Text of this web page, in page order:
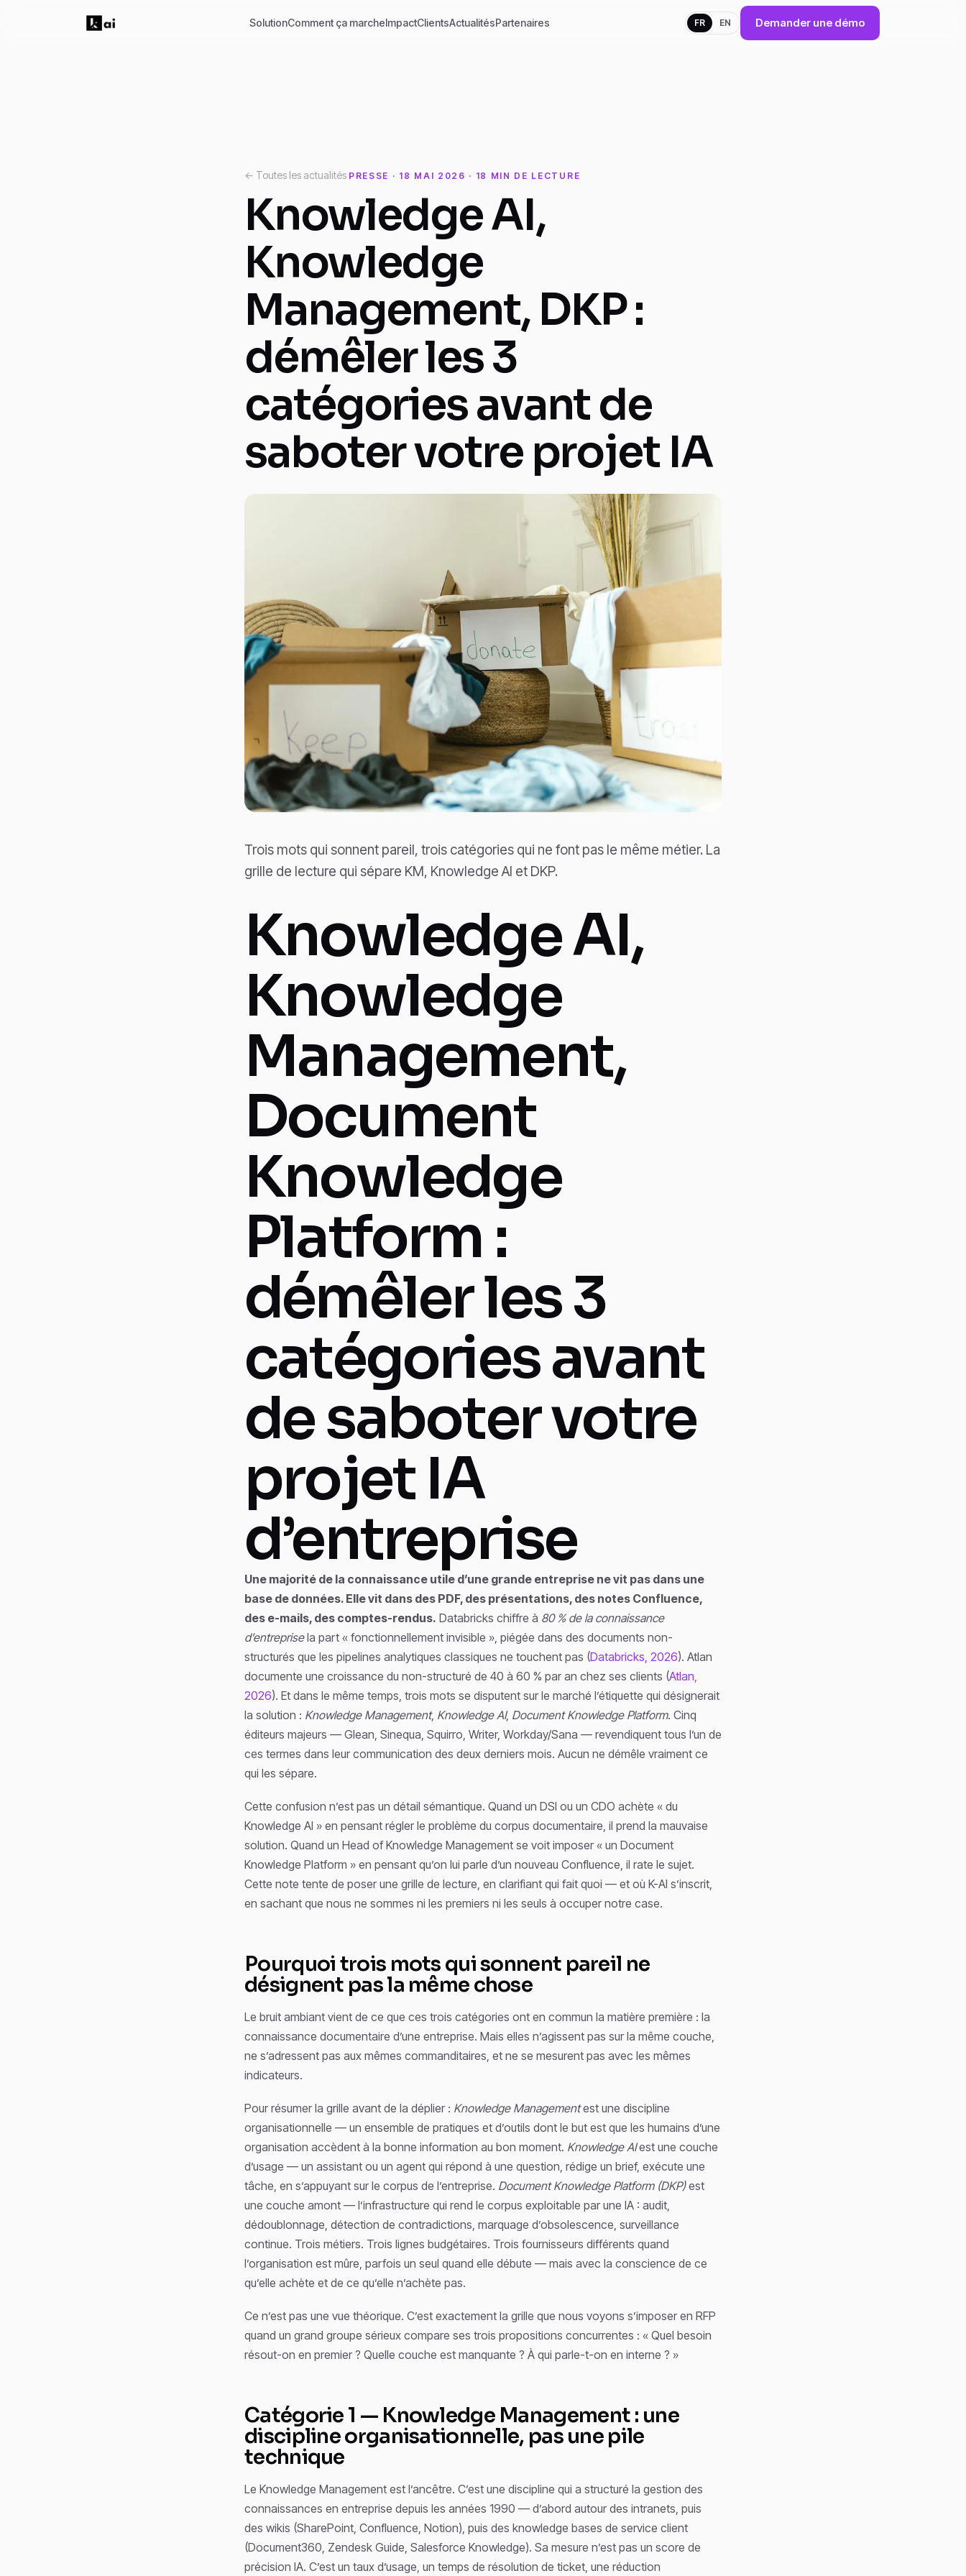
SolutionComment ça marcheImpactClientsActualitésPartenaires FR EN Demander une démo
← Toutes les actualités PRESSE · 18 MAI 2026 · 18 MIN DE LECTURE
Knowledge AI,
Knowledge
Management, DKP :
démêler les 3
catégories avant de
saboter votre projet IA
Trois mots qui sonnent pareil, trois catégories qui ne font pas le même métier. La
grille de lecture qui sépare KM, Knowledge AI et DKP.
Knowledge AI,
Knowledge
Management,
Document
Knowledge
Platform :
démêler les 3
catégories avant
de saboter votre
projet IA
d’entreprise
Une majorité de la connaissance utile d’une grande entreprise ne vit pas dans une
base de données. Elle vit dans des PDF, des présentations, des notes Confluence,
des e-mails, des comptes-rendus. Databricks chiffre à 80 % de la connaissance
d’entreprisela part « fonctionnellement invisible », piégée dans des documents non-
structurés que les pipelines analytiques classiques ne touchent pas (Databricks, 2026). Atlan
documente une croissance du non-structuré de 40 à 60 % par an chez ses clients (Atlan,
2026). Et dans le même temps, trois mots se disputent sur le marché l’étiquette qui désignerait
la solution : Knowledge Management, Knowledge AI, Document Knowledge Platform. Cinq
éditeurs majeurs — Glean, Sinequa, Squirro, Writer, Workday/Sana — revendiquent tous l’un de
ces termes dans leur communication des deux derniers mois. Aucun ne démêle vraiment ce
qui les sépare.
Cette confusion n’est pas un détail sémantique. Quand un DSI ou un CDO achète « du
Knowledge AI » en pensant régler le problème du corpus documentaire, il prend la mauvaise
solution. Quand un Head of Knowledge Management se voit imposer « un Document
Knowledge Platform » en pensant qu’on lui parle d’un nouveau Confluence, il rate le sujet.
Cette note tente de poser une grille de lecture, en clarifiant qui fait quoi — et où K-AI s’inscrit,
en sachant que nous ne sommes ni les premiers ni les seuls à occuper notre case.
Pourquoi trois mots qui sonnent pareil ne
désignent pas la même chose
Le bruit ambiant vient de ce que ces trois catégories ont en commun la matière première : la
connaissance documentaire d’une entreprise. Mais elles n’agissent pas sur la même couche,
ne s’adressent pas aux mêmes commanditaires, et ne se mesurent pas avec les mêmes
indicateurs.
Pour résumer la grille avant de la déplier : Knowledge Managementest une discipline
organisationnelle — un ensemble de pratiques et d’outils dont le but est que les humains d’une
organisation accèdent à la bonne information au bon moment. Knowledge AIest une couche
d’usage — un assistant ou un agent qui répond à une question, rédige un brief, exécute une
tâche, en s’appuyant sur le corpus de l’entreprise. Document Knowledge Platform (DKP)est
une couche amont — l’infrastructure qui rend le corpus exploitable par une IA : audit,
dédoublonnage, détection de contradictions, marquage d’obsolescence, surveillance
continue. Trois métiers. Trois lignes budgétaires. Trois fournisseurs différents quand
l’organisation est mûre, parfois un seul quand elle débute — mais avec la conscience de ce
qu’elle achète et de ce qu’elle n’achète pas.
Ce n’est pas une vue théorique. C’est exactement la grille que nous voyons s’imposer en RFP
quand un grand groupe sérieux compare ses trois propositions concurrentes : « Quel besoin
résout-on en premier ? Quelle couche est manquante ? À qui parle-t-on en interne ? »
Catégorie 1 — Knowledge Management : une
discipline organisationnelle, pas une pile
technique
Le Knowledge Management est l’ancêtre. C’est une discipline qui a structuré la gestion des
connaissances en entreprise depuis les années 1990 — d’abord autour des intranets, puis
des wikis (SharePoint, Confluence, Notion), puis des knowledge bases de service client
(Document360, Zendesk Guide, Salesforce Knowledge). Sa mesure n’est pas un score de
précision IA. C’est un taux d’usage, un temps de résolution de ticket, une réduction